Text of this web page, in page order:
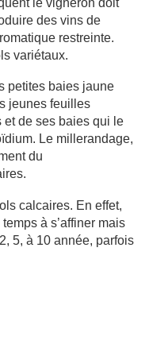
des vins de
restreinte.
variétaux.
petites baies jaune
jeunes feuilles
et de ses baies qui le
Le millerandage,
du
calcaires. En effet,
à s’affiner mais
5, à 10 année, parfois